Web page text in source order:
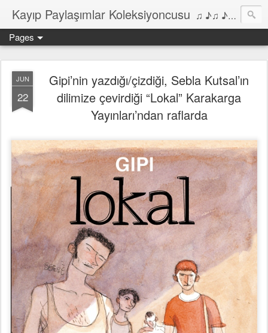
Kayıp Paylaşımlar Koleksiyoncusu ♫ ♪♫ ♪ ♫ ♪♫ ♪•♫♪ 2006'dan bu yana Film, Dizi, Müzik ve Kitaplar üzerine Yazılar Diyarı...
Pages
JUN
22
Gipi’nin yazdığı/çizdiği, Sebla Kutsal’ın
dilimize çevirdiği “Lokal” Karakarga
Yayınları’ndan raflarda